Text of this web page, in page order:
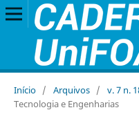
Início / Arquivos / v. 7 n.
Tecnologia e Engenharias